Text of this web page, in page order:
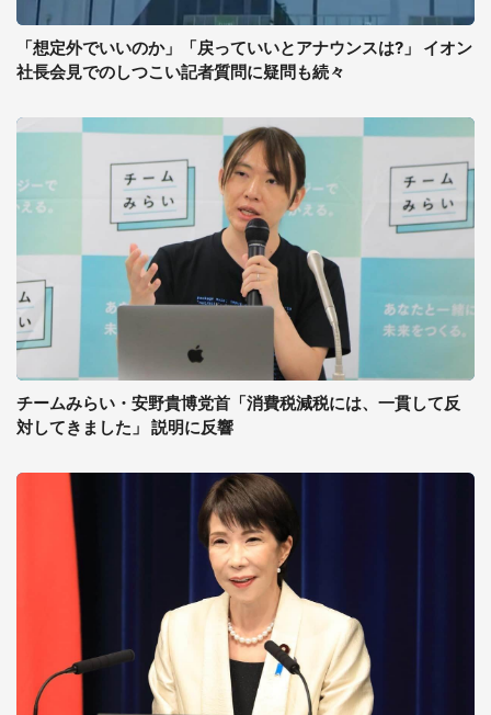
「想定外でいいのか」「戻っていいとアナウンスは?」 イオン
社長会見でのしつこい記者質問に疑問も続々
チームみらい・安野貴博党首「消費税減税には、一貫して反
対してきました」 説明に反響